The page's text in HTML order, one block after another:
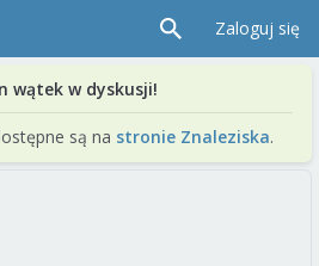
Zaloguj się
wątek w dyskusji!
są na stronie Znaleziska.